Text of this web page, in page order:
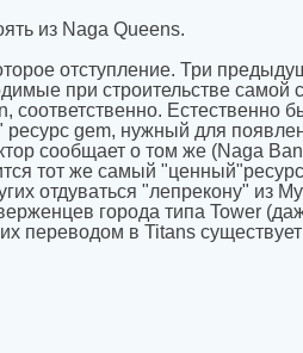
из Naga Queens.
отступление. Три
при строительстве самой
соответственно. Естественно
gem, нужный для
сообщает о том же (Naga
тот же самый
отдуваться "лепрекону" из
города типа Tower
переводом в Titans